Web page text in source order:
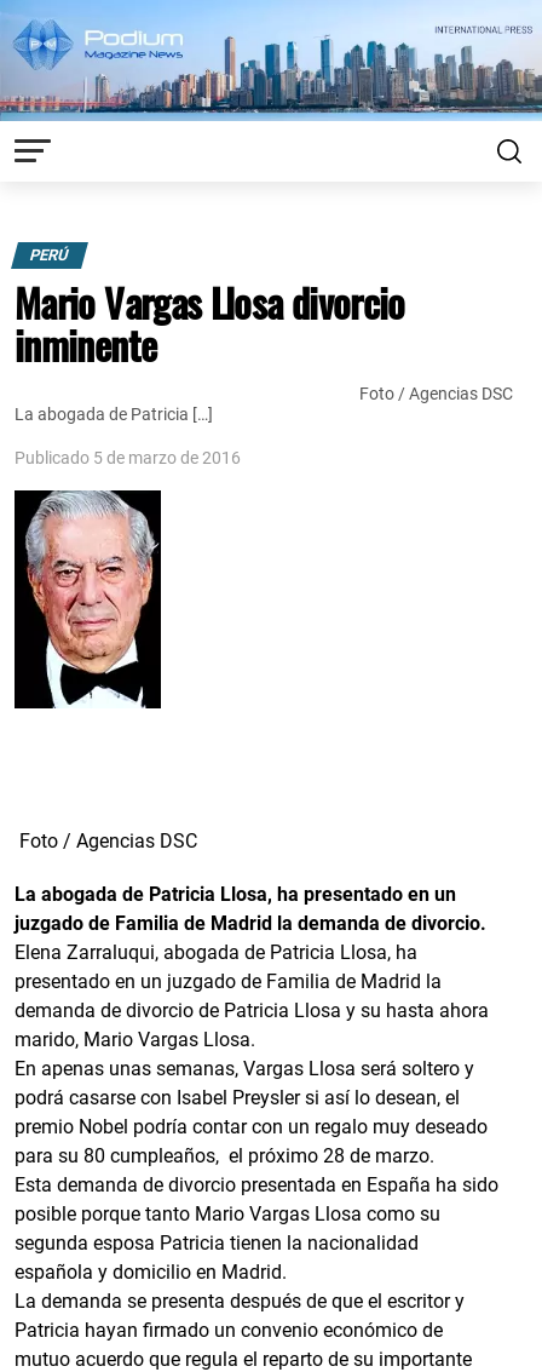
PERÚ
Mario Vargas Llosa divorcio
inminente
Foto / Agencias DSC
La abogada de Patricia […]
Publicado 5 de marzo de 2016
Foto / Agencias DSC
La abogada de Patricia Llosa, ha presentado en un
juzgado de Familia de Madrid la demanda de divorcio.
Elena Zarraluqui, abogada de Patricia Llosa, ha
presentado en un juzgado de Familia de Madrid la
demanda de divorcio de Patricia Llosa y su hasta ahora
marido, Mario Vargas Llosa.
En apenas unas semanas, Vargas Llosa será soltero y
podrá casarse con Isabel Preysler si así lo desean, el
premio Nobel podría contar con un regalo muy deseado
para su 80 cumpleaños, el próximo 28 de marzo.
Esta demanda de divorcio presentada en España ha sido
posible porque tanto Mario Vargas Llosa como su
segunda esposa Patricia tienen la nacionalidad
española y domicilio en Madrid.
La demanda se presenta después de que el escritor y
Patricia hayan firmado un convenio económico de
mutuo acuerdo que regula el reparto de su importante